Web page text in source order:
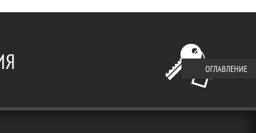
ОГЛАВЛЕНИЕ